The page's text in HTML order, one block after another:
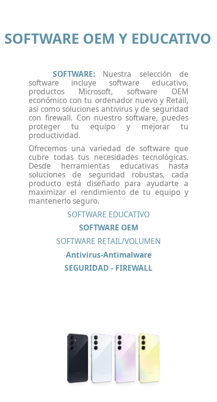
SOFTWARE OEM Y EDUCATIVO
SOFTWARE: Nuestra selección de
software incluye software educativo,
productos Microsoft, software OEM
económico con tu ordenador nuevo y Retail,
así como soluciones antivirus y de seguridad
con firewall. Con nuestro software, puedes
proteger tu equipo y mejorar tu
productividad.
Ofrecemos una variedad de software que
cubre todas tus necesidades tecnológicas.
Desde herramientas educativas hasta
soluciones de seguridad robustas, cada
producto está diseñado para ayudarte a
maximizar el rendimiento de tu equipo y
mantenerlo seguro.
SOFTWARE EDUCATIVO
SOFTWARE OEM
SOFTWARE RETAIL/VOLUMEN
Antivirus-Antimalware
SEGURIDAD - FIREWALL